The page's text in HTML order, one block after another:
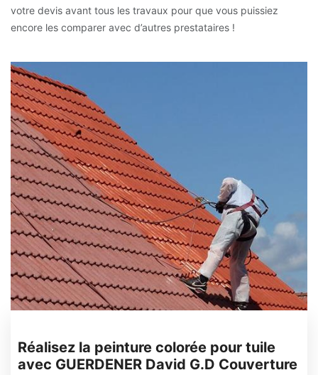
votre devis avant tous les travaux pour que vous puissiez
encore les comparer avec d’autres prestataires !
Réalisez la peinture colorée pour tuile
avec GUERDENER David G.D Couverture